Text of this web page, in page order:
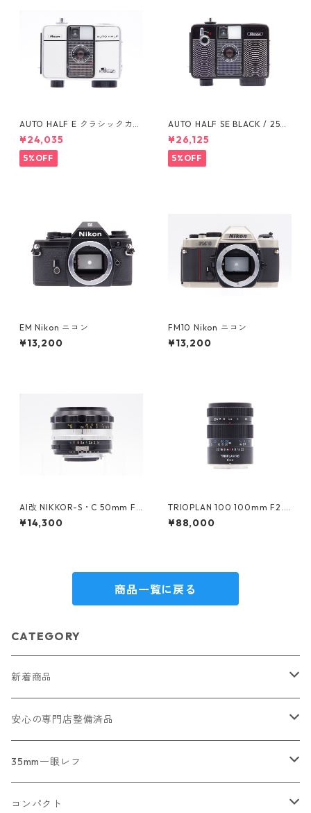
AUTO HALF E クラシックカー
(332737) / 25mm F2.8 RICO
H リコー
¥24,035
5%OFF
AUTO HALF SE BLACK / 25m
m F2.8 (746062) RICOH リ
コー
¥26,125
5%OFF
EM Nikon ニコン
¥13,200
FM10 Nikon ニコン
¥13,200
AI改 NIKKOR-S・C 50mm F1.
4 Fマウント Nikon ニコン
¥14,300
TRIOPLAN 100 100mm F2.8
Fマウント Meyer-Optik-Görl
itz
¥88,000
商品一覧に戻る
CATEGORY
新着商品
2026/07/18
2026/07/12
2026/07/11
安心の専門店整備済品
コンパクトカメラ
一眼レフ・レンジファインダーカメラ
35mm一眼レフ
Nikon
コンパクト